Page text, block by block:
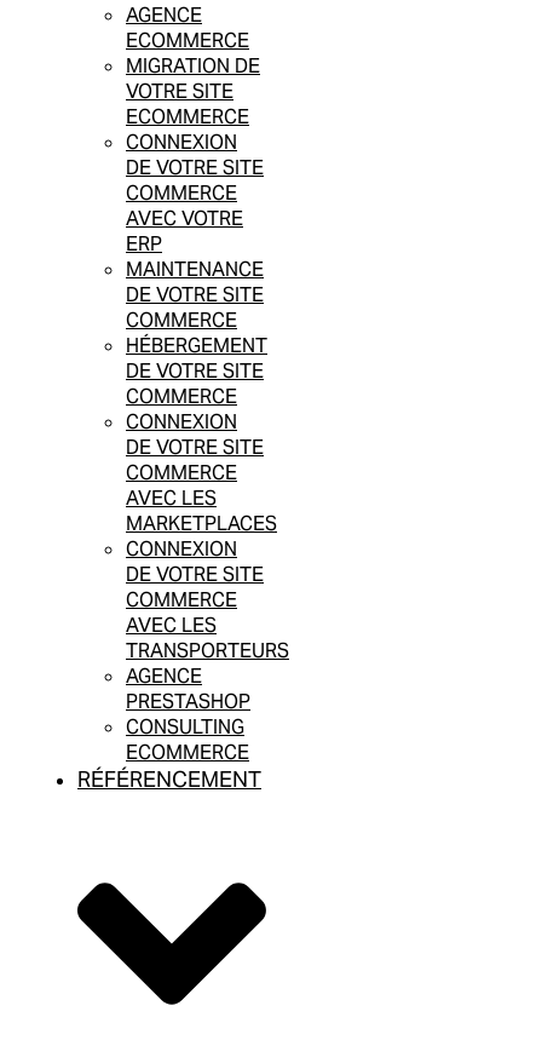
AGENCE
ECOMMERCE
MIGRATION DE
VOTRE SITE
ECOMMERCE
CONNEXION
DE VOTRE SITE
COMMERCE
AVEC VOTRE
ERP
MAINTENANCE
DE VOTRE SITE
COMMERCE
HÉBERGEMENT
DE VOTRE SITE
COMMERCE
CONNEXION
DE VOTRE SITE
COMMERCE
AVEC LES
MARKETPLACES
CONNEXION
DE VOTRE SITE
COMMERCE
AVEC LES
TRANSPORTEURS
AGENCE
PRESTASHOP
CONSULTING
ECOMMERCE
RÉFÉRENCEMENT